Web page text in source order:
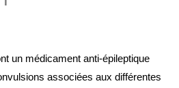
un médicament anti-épileptique
associées aux différentes